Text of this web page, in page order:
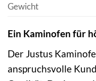
Gewicht
Ein Kaminofen für
Der Justus
anspruchsvolle